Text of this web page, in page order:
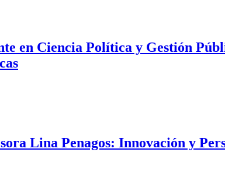
en Ciencia Política y Gestión
Lina Penagos: Innovación y